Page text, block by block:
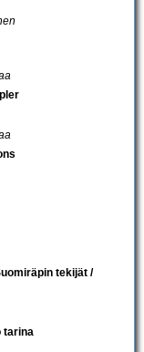
tekijät /
tarina